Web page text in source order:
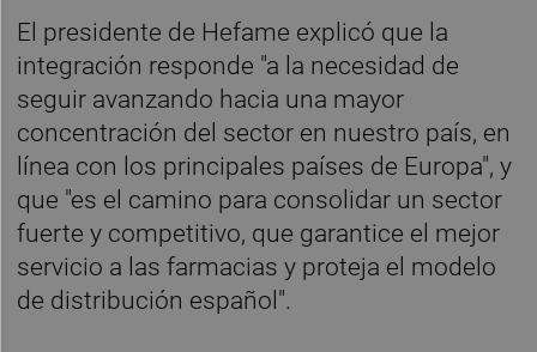
El presidente de Hefame explicó que la
integración responde "a la necesidad de
seguir avanzando hacia una mayor
concentración del sector en nuestro país, en
línea con los principales países de Europa", y
que "es el camino para consolidar un sector
fuerte y competitivo, que garantice el mejor
servicio a las farmacias y proteja el modelo
de distribución español".